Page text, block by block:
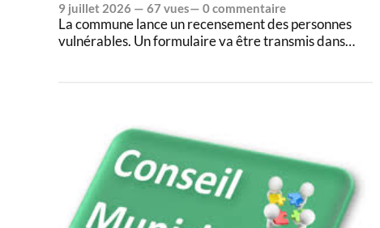
9 juillet 2026 — 67 vues— 0 commentaire
La commune lance un recensement des personnes
vulnérables. Un formulaire va être transmis dans…